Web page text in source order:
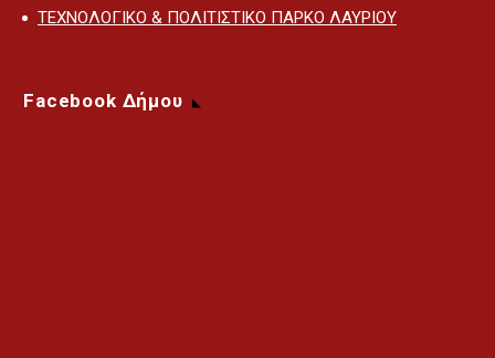
ΤΕΧΝΟΛΟΓΙΚΟ & ΠΟΛΙΤΙΣΤΙΚΟ ΠΑΡΚΟ ΛΑΥΡΙΟΥ
Facebook Δήμου